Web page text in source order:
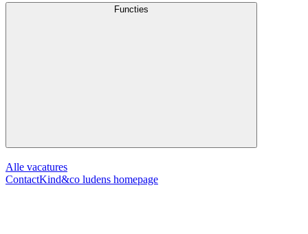
Functies
Alle vacatures
ContactKind&co ludens homepage